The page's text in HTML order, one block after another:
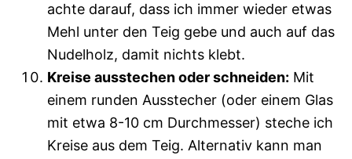
achte darauf, dass ich immer wieder etwas
Mehl unter den Teig gebe und auch auf das
Nudelholz, damit nichts klebt.
Kreise ausstechen oder schneiden: Mit
einem runden Ausstecher (oder einem Glas
mit etwa 8-10 cm Durchmesser) steche ich
Kreise aus dem Teig. Alternativ kann man